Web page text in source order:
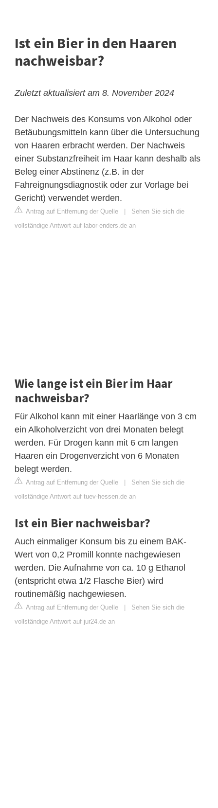
Ist ein Bier in den Haaren
nachweisbar?
Zuletzt aktualisiert am 8. November 2024
Der Nachweis des Konsums von Alkohol oder
Betäubungsmitteln kann über die Untersuchung
von Haaren erbracht werden. Der Nachweis
einer Substanzfreiheit im Haar kann deshalb als
Beleg einer Abstinenz (z.B. in der
Fahreignungsdiagnostik oder zur Vorlage bei
Gericht) verwendet werden.
Antrag auf Entfernung der Quelle
Sehen Sie sich die
vollständige Antwort auf labor-enders.de an
Wie lange ist ein Bier im Haar
nachweisbar?
Für Alkohol kann mit einer Haarlänge von 3 cm
ein Alkoholverzicht von drei Monaten belegt
werden. Für Drogen kann mit 6 cm langen
Haaren ein Drogenverzicht von 6 Monaten
belegt werden.
Antrag auf Entfernung der Quelle
Sehen Sie sich die
vollständige Antwort auf tuev-hessen.de an
Ist ein Bier nachweisbar?
Auch einmaliger Konsum bis zu einem BAK-
Wert von 0,2 Promill konnte nachgewiesen
werden. Die Aufnahme von ca. 10 g Ethanol
(entspricht etwa 1/2 Flasche Bier) wird
routinemäßig nachgewiesen.
Antrag auf Entfernung der Quelle
Sehen Sie sich die
vollständige Antwort auf jur24.de an